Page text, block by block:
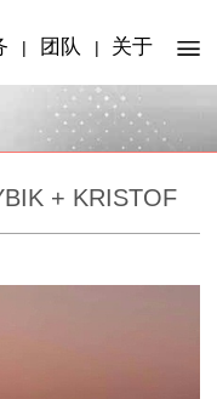
| 团队 | 关于
+ KRISTOF